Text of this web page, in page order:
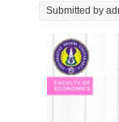
Submitted by